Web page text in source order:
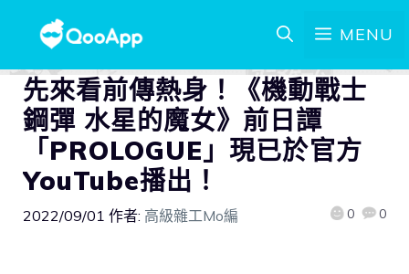
MENU
先來看前傳熱身！《機動戰士
鋼彈 水星的魔女》前日譚
「PROLOGUE」現已於官方
YouTube播出！
2022/09/01 作者: 高級雜工Mo編 0 0